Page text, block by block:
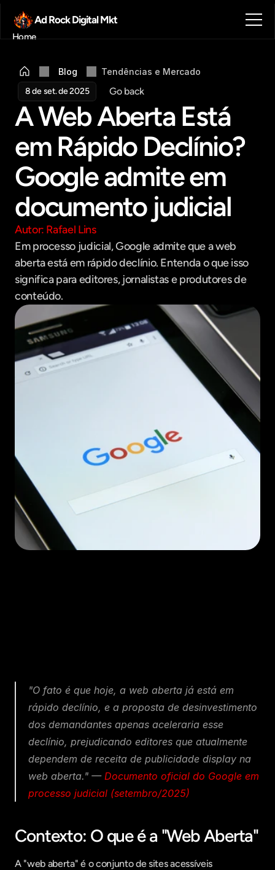
Ad Rock Digital Mkt
Home
Blog
Contato
Get in touch
Blog
Tendências e Mercado
8 de set. de 2025
Go back
A Web Aberta Está
em Rápido Declínio?
Google admite em
documento judicial
Autor: Rafael Lins
Em processo judicial, Google admite que a web
aberta está em rápido declínio. Entenda o que isso
significa para editores, jornalistas e produtores de
conteúdo.
"O fato é que hoje, a web aberta já está em
rápido declínio, e a proposta de desinvestimento
dos demandantes apenas aceleraria esse
declínio, prejudicando editores que atualmente
dependem de receita de publicidade display na
web aberta." — Documento oficial do Google em
processo judicial (setembro/2025)
Contexto: O que é a "Web Aberta"
A "web aberta" é o conjunto de sites acessíveis